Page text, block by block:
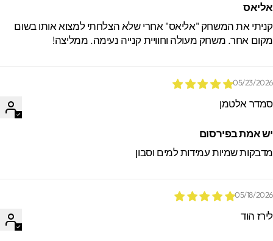
את המשחק "אליאס" אחרי שלא הצלחתי למצוא אותו בשום
אחר. משחק מעולה וחוויית קנייה נעימה. ממליצה!
05/23/
אלטמן
אמת בפירסום
שמיות עמידות למים וסבון
05/18/
הוד